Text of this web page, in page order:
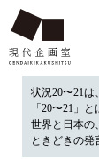
状況20〜21は
「20〜21」
世界と日本の
ときどきの発